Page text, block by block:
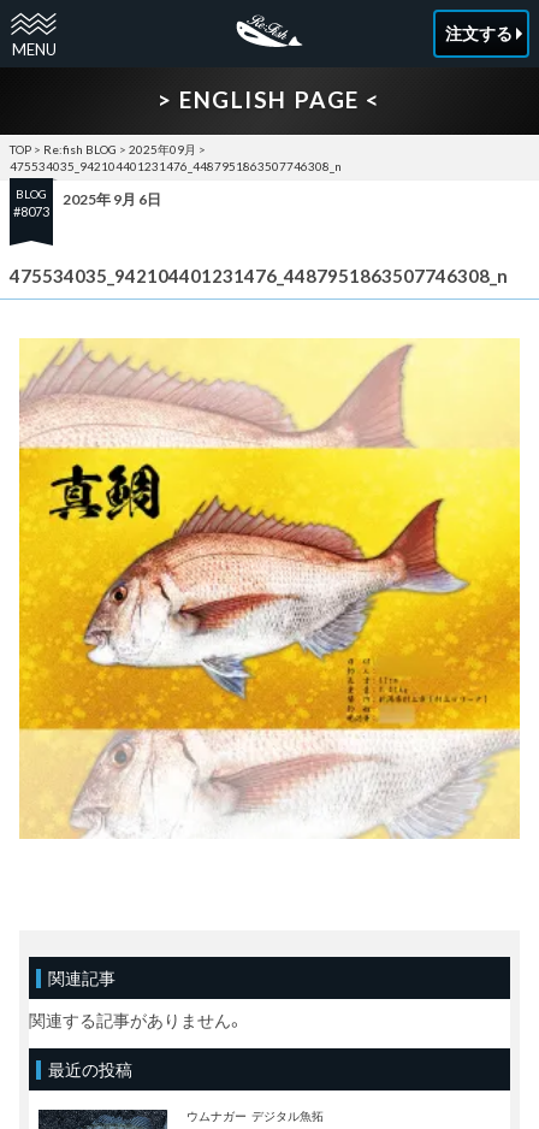
注文する
> ENGLISH PAGE <
TOP > Re:fish BLOG > 2025年09月 >
475534035_942104401231476_4487951863507746308_n
BLOG
#8073
2025年 9月 6日
475534035_942104401231476_4487951863507746308_n
関連記事
関連する記事がありません。
最近の投稿
ウムナガー デジタル魚拓